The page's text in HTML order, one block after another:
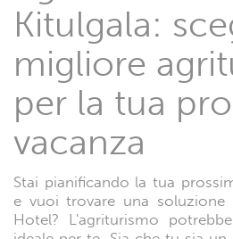
Kitulgala:
migliore
per la tua
vacanza
Stai pianificando la tua
e vuoi trovare una soluzione
Hotel? L'agriturismo